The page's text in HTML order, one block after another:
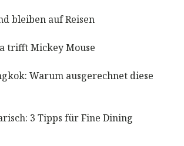
bleiben auf Reisen
trifft Mickey Mouse
Warum ausgerechnet diese
3 Tipps für Fine Dining